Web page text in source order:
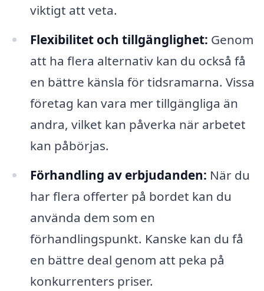
viktigt att veta.
Flexibilitet och tillgänglighet: Genom
att ha flera alternativ kan du också få
en bättre känsla för tidsramarna. Vissa
företag kan vara mer tillgängliga än
andra, vilket kan påverka när arbetet
kan påbörjas.
Förhandling av erbjudanden: När du
har flera offerter på bordet kan du
använda dem som en
förhandlingspunkt. Kanske kan du få
en bättre deal genom att peka på
konkurrenters priser.